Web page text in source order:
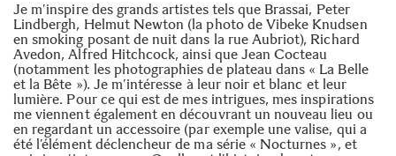
Je m’inspire des grands artistes tels que Brassai, Peter
Lindbergh, Helmut Newton (la photo de Vibeke Knudsen
en smoking posant de nuit dans la rue Aubriot), Richard
Avedon, Alfred Hitchcock, ainsi que Jean Cocteau
(notamment les photographies de plateau dans « La Belle
et la Bête »). Je m’intéresse à leur noir et blanc et leur
lumière. Pour ce qui est de mes intrigues, mes inspirations
me viennent également en découvrant un nouveau lieu ou
en regardant un accessoire (par exemple une valise, qui a
été l’élément déclencheur de ma série « Nocturnes », et